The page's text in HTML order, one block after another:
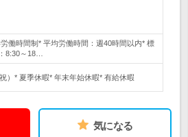
働時間制* 平均労働時間：週40時間以内* 標
8:30～18…
）* 夏季休暇* 年末年始休暇* 有給休暇
気になる